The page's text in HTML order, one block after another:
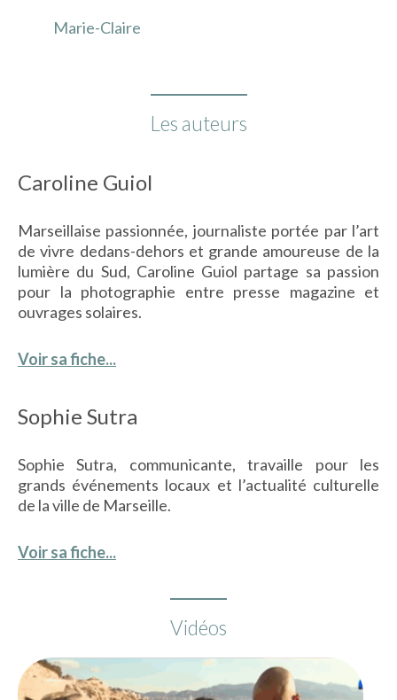
Marie-Claire
Les auteurs
Caroline Guiol
Marseillaise passionnée, journaliste portée par l’art
de vivre dedans-dehors et grande amoureuse de la
lumière du Sud, Caroline Guiol partage sa passion
pour la photographie entre presse magazine et
ouvrages solaires.
Voir sa fiche...
Sophie Sutra
Sophie Sutra, communicante, travaille pour les
grands événements locaux et l’actualité culturelle
de la ville de Marseille.
Voir sa fiche...
Vidéos